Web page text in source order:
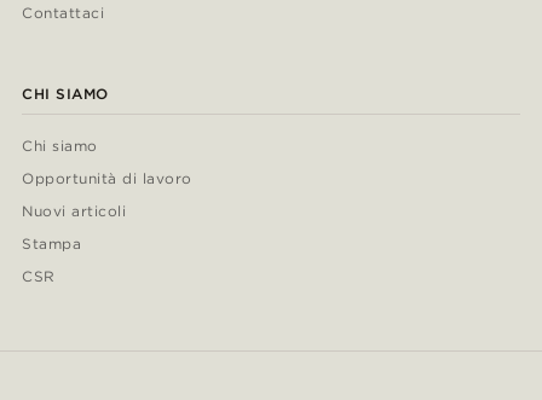
Contattaci
CHI SIAMO
Chi siamo
Opportunità di lavoro
Nuovi articoli
Stampa
CSR